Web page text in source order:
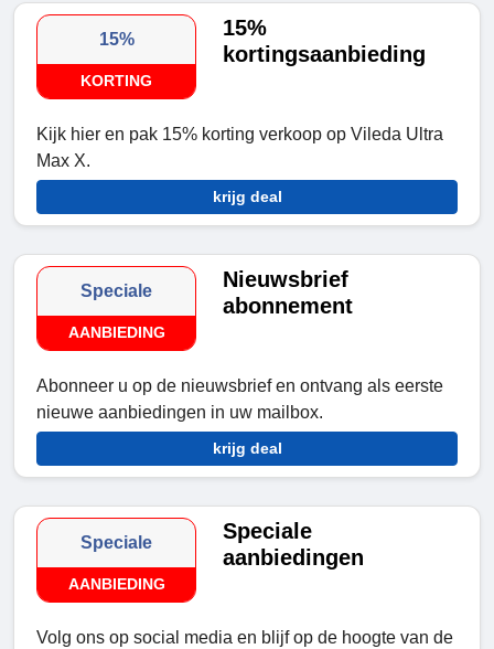
15%
KORTING
15%
kortingsaanbieding
Kijk hier en pak 15% korting verkoop op Vileda Ultra
Max X.
krijg deal
Speciale
AANBIEDING
Nieuwsbrief
abonnement
Abonneer u op de nieuwsbrief en ontvang als eerste
nieuwe aanbiedingen in uw mailbox.
krijg deal
Speciale
AANBIEDING
Speciale
aanbiedingen
Volg ons op social media en blijf op de hoogte van de